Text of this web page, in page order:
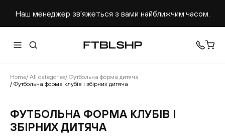
Наш менеджер звʼяжеться з вами найближчим часом.
Home/ All categories/ Футбольна форма дитяча
/ Футбольна форма клубів і збірних дитяча
ФУТБОЛЬНА ФОРМА КЛУБІВ І
ЗБІРНИХ ДИТЯЧА